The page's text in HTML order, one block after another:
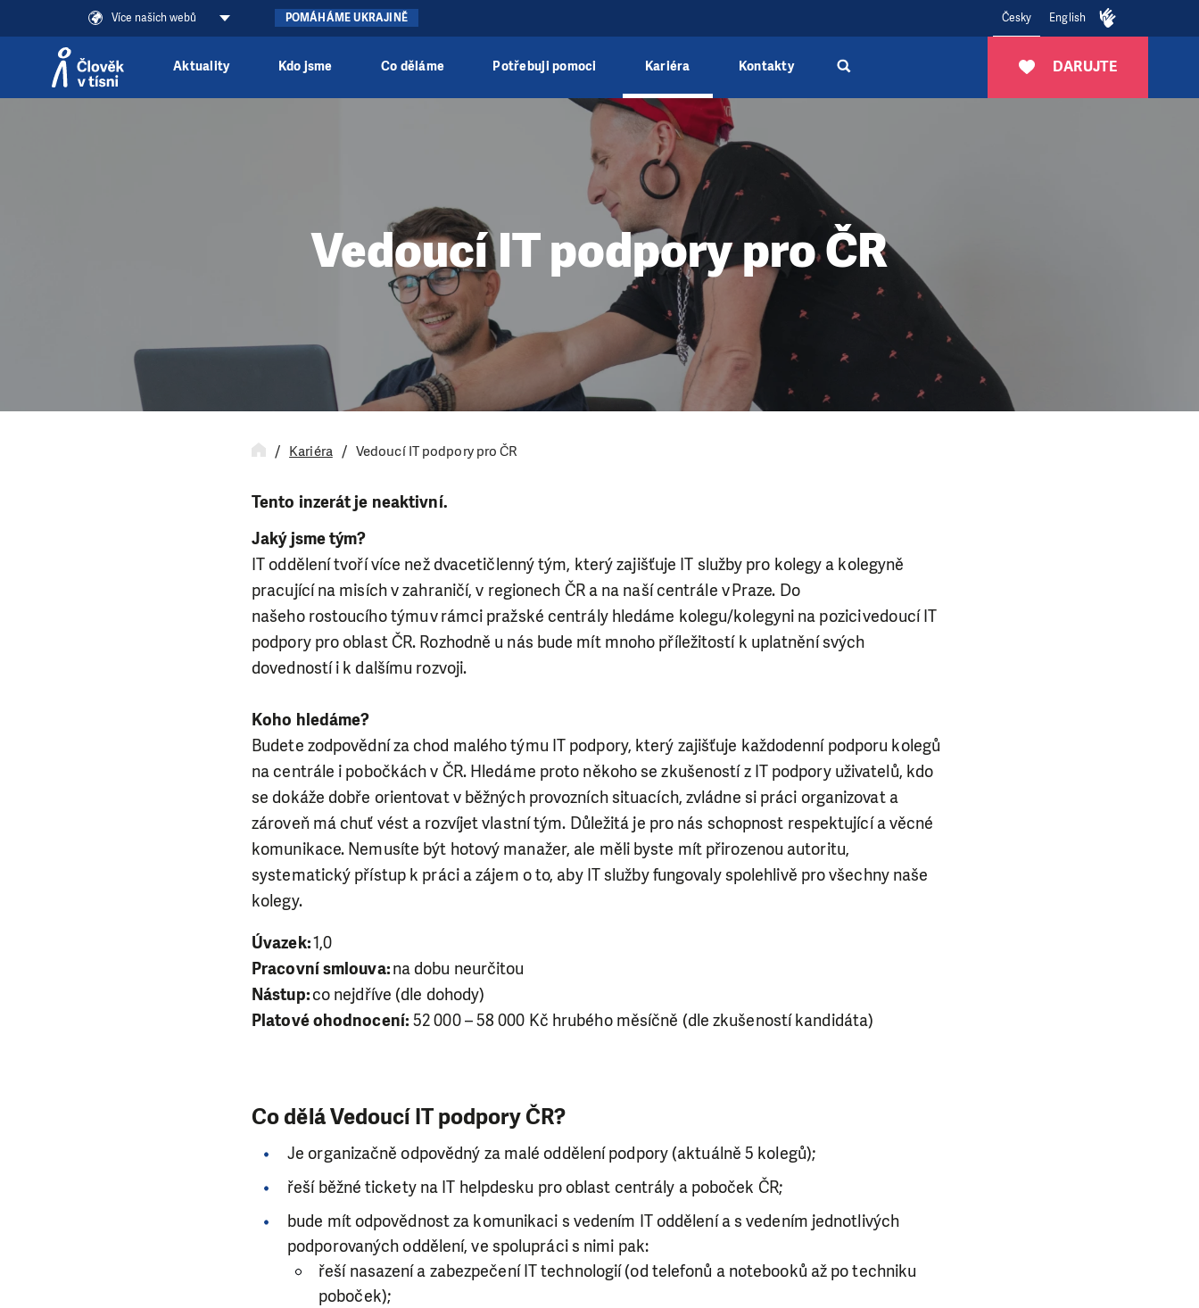
Více našich webů POMÁHÁME UKRAJINĚ Česky English
DARUJTE
Aktuality Kdo jsme Co děláme Potřebuji pomoci Kariéra Kontakty
Vedoucí IT podpory pro ČR
Kariéra Vedoucí IT podpory pro ČR
Tento inzerát je neaktivní.
Jaký jsme tým?
IT oddělení tvoří více než dvacetičlenný tým, který zajišťuje IT služby pro kolegy a kolegyně
pracující na misích v zahraničí, v regionech ČR a na naší centrále v Praze. Do
našeho rostoucího týmu v rámci pražské centrály hledáme kolegu/kolegyni na pozici vedoucí IT
podpory pro oblast ČR. Rozhodně u nás bude mít mnoho příležitostí k uplatnění svých
dovedností i k dalšímu rozvoji.
Koho hledáme?
Budete zodpovědní za chod malého týmu IT podpory, který zajišťuje každodenní podporu kolegů
na centrále i pobočkách v ČR. Hledáme proto někoho se zkušeností z IT podpory uživatelů, kdo
se dokáže dobře orientovat v běžných provozních situacích, zvládne si práci organizovat a
zároveň má chuť vést a rozvíjet vlastní tým. Důležitá je pro nás schopnost respektující a věcné
komunikace. Nemusíte být hotový manažer, ale měli byste mít přirozenou autoritu,
systematický přístup k práci a zájem o to, aby IT služby fungovaly spolehlivě pro všechny naše
kolegy.
Úvazek:1,0
Pracovní smlouva:na dobu neurčitou
Nástup:co nejdříve (dle dohody)
Platové ohodnocení: 52 000 – 58 000 Kč hrubého měsíčně (dle zkušeností kandidáta)
Co dělá Vedoucí IT podpory ČR?
Je organizačně odpovědný za malé oddělení podpory (aktuálně 5 kolegů);
řeší běžné tickety na IT helpdesku pro oblast centrály a poboček ČR;
bude mít odpovědnost za komunikaci s vedením IT oddělení a s vedením jednotlivých
podporovaných oddělení, ve spolupráci s nimi pak:
řeší nasazení a zabezpečení IT technologií (od telefonů a notebooků až po techniku
poboček);